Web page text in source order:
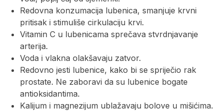
Redovna konzumacija lubenica, smanjuje krvni
pritisak i stimuliše cirkulaciju krvi.
Vitamin C u lubenicama sprečava stvrdnjavanje
arterija.
Voda i vlakna olakšavaju zatvor.
Redovno jesti lubenice, kako bi se spriječio rak
prostate. Ne zaboravi da su lubenice bogate
antioksidantima.
Kalijum i magnezijum ublažavaju bolove u mišićima.